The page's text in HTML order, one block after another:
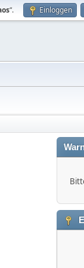
“. Einloggen